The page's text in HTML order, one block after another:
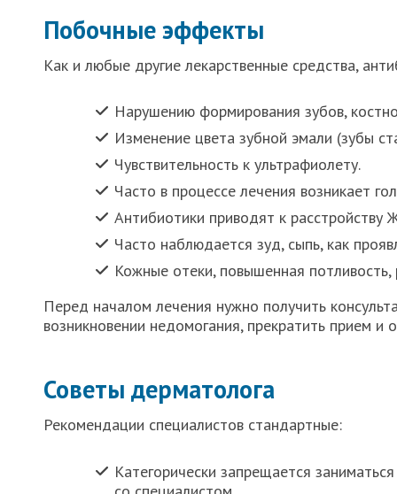
Побочные эффекты
Как и любые другие лекарственные средства,
Нарушению формирования зубов,
Изменение цвета зубной эмали (зубы
Чувствительность к ультрафиолету.
Часто в процессе лечения возникает
Антибиотики приводят к расстройству
Часто наблюдается зуд, сыпь, как
Кожные отеки, повышенная потливость,
Перед началом лечения нужно получить
возникновении недомогания, прекратить прием и
Советы дерматолога
Рекомендации специалистов стандартные:
Категорически запрещается